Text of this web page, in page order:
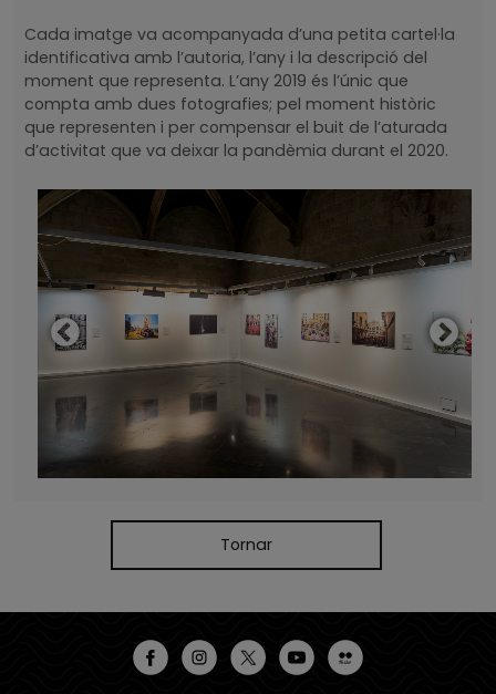
Cada imatge va acompanyada d’una petita cartel·la
identificativa amb l’autoria, l’any i la descripció del
moment que representa. L’any 2019 és l’únic que
compta amb dues fotografies; pel moment històric
que representen i per compensar el buit de l’aturada
d’activitat que va deixar la pandèmia durant el 2020.
Tornar